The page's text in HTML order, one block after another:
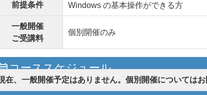
前提条件 Windows の基本操作ができる方
一般開催
ご受講料
個別開催のみ
コーススケジュール
在、一般開催予定はありません。個別開催についてはお